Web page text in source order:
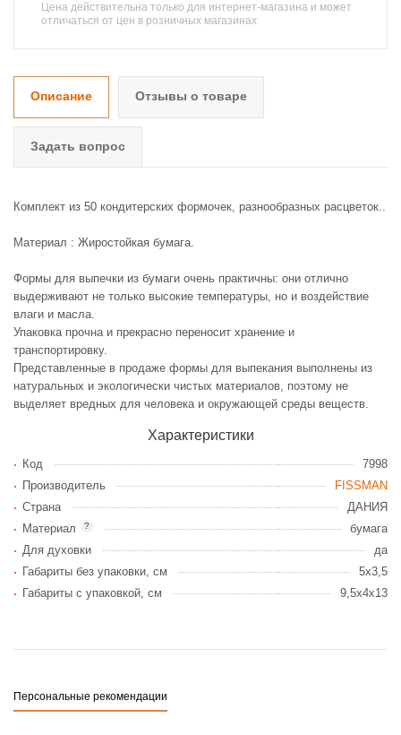
Цена действительна только для интернет-магазина и может
отличаться от цен в розничных магазинах
Описание Отзывы о товаре
Задать вопрос
Комплект из 50 кондитерских формочек, разнообразных расцветок..
Материал : Жиростойкая бумага.
Формы для выпечки из бумаги очень практичны: они отлично
выдерживают не только высокие температуры, но и воздействие
влаги и масла.
Упаковка прочна и прекрасно переносит хранение и
транспортировку.
Представленные в продаже формы для выпекания выполнены из
натуральных и экологически чистых материалов, поэтому не
выделяет вредных для человека и окружающей среды веществ.
Характеристики
Код
7998
Производитель
FISSMAN
Страна
ДАНИЯ
?
Материал
бумага
Для духовки
да
Габариты без упаковки, см
5x3,5
Габариты c упаковкой, см
9,5x4x13
Персональные рекомендации